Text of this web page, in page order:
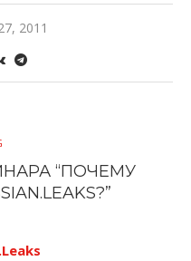
2011
“ПОЧЕМУ